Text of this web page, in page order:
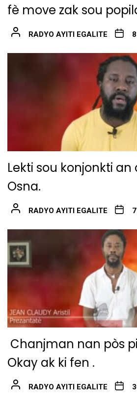
fè move zak sou
RADYO AYITI EGALITE
Lekti sou konjonkti an
Osna.
RADYO AYITI EGALITE
Chanjman nan pòs
Okay ak ki fen .
RADYO AYITI EGALITE